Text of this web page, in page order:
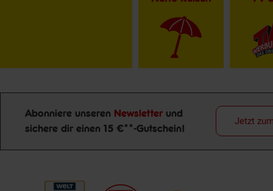
Newsletter Anmeldung
Abonniere unseren Newsletter und
sichere dir einen 15 €**-Gutschein!
Jetzt